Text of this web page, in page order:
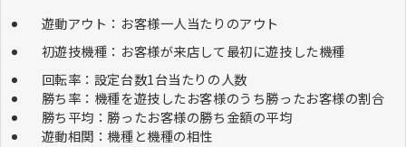
遊動アウト：お客様一人当たりのアウト
初遊技機種：お客様が来店して最初に遊技した機種
回転率：設定台数1台当たりの人数
勝ち率：機種を遊技したお客様のうち勝ったお客様の割合
勝ち平均：勝ったお客様の勝ち金額の平均
遊動相関：機種と機種の相性